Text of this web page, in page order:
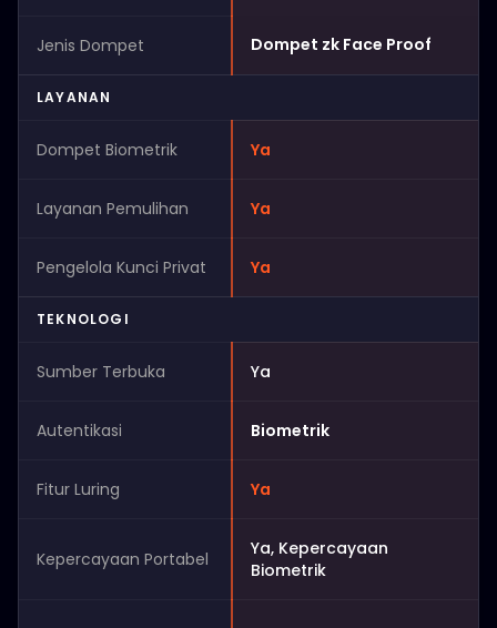
Jenis Dompet Dompet zk Face Proof
LAYANAN
Dompet Biometrik Ya
Layanan Pemulihan Ya
Pengelola Kunci Privat Ya
TEKNOLOGI
Sumber Terbuka Ya
Autentikasi Biometrik
Fitur Luring Ya
Kepercayaan Portabel
Ya, Kepercayaan
Biometrik